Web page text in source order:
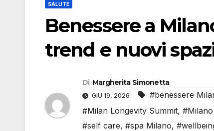
SALUTE
Benessere a
trend e nuovi
Di Margherita Simonetta
GIU 19, 2026 #benessere
#Milan Longevity Summit,
#self care, #spa Milano,